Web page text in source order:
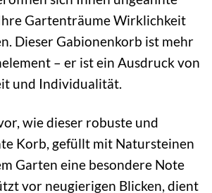
Gartenträume Wirklichkeit
Dieser Gabionenkorb ist mehr
– er ist ein Ausdruck von
und Individualität.
wie dieser robuste und
Korb, gefüllt mit Natursteinen
Garten eine besondere Note
vor neugierigen Blicken, dient